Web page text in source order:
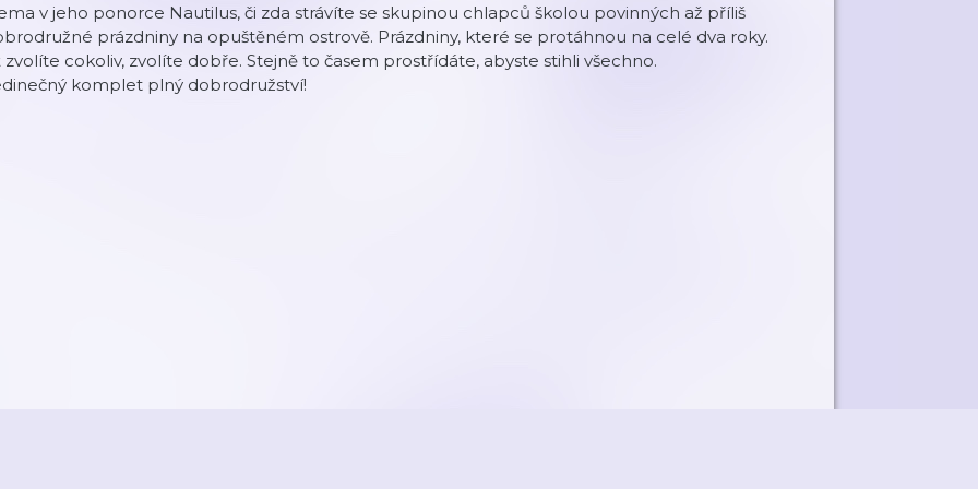
v jeho ponorce Nautilus, či zda strávíte se skupinou chlapců školou povinných až příliš
prázdniny na opuštěném ostrově. Prázdniny, které se protáhnou na celé dva roky.
zvolíte cokoliv, zvolíte dobře. Stejně to časem prostřídáte, abyste stihli všechno.
komplet plný dobrodružství!